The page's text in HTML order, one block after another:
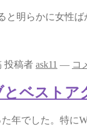
と明らかに女性
投稿者 ask11 — コ
とベストア
年でした。特